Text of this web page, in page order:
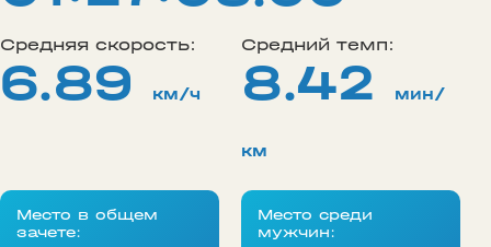
Средняя скорость:
6.89 км/ч
Средний темп:
8.42 мин/
км
Место в общем
зачете:
Место среди
мужчин: